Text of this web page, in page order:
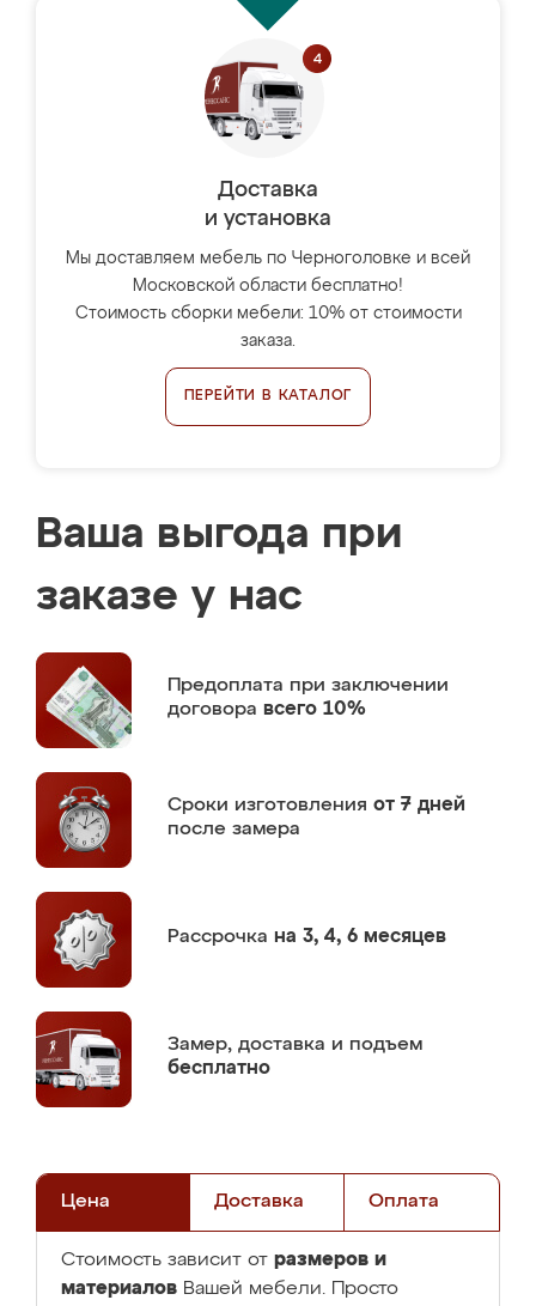
Доставка
и установка
Мы доставляем мебель по Черноголовке и всей
Московской области бесплатно!
Стоимость сборки мебели: 10% от стоимости
заказа.
ПЕРЕЙТИ В КАТАЛОГ
Ваша выгода при
заказе у нас
Предоплата при заключении
договора всего 10%
Сроки изготовления от 7 дней
после замера
Рассрочка на 3, 4, 6 месяцев
Замер, доставка и подъем
бесплатно
Цена Доставка Оплата
Стоимость зависит от размеров и
материалов Вашей мебели. Просто